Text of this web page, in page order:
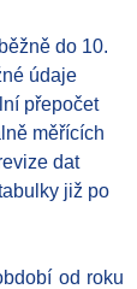
do 10.
údaje
přepočet
měřících
dat
již po
od roku